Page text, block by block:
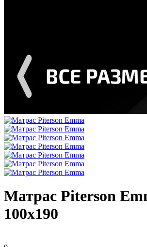
Матрас Piterson
100х190